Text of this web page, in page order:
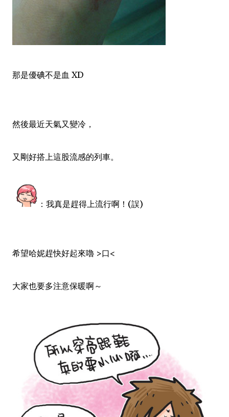
那是優碘不是血 XD
然後最近天氣又變冷，
又剛好搭上這股流感的列車。
：我真是趕得上流行啊！(誤)
希望哈妮趕快好起來嚕 >口<
大家也要多注意保暖啊～